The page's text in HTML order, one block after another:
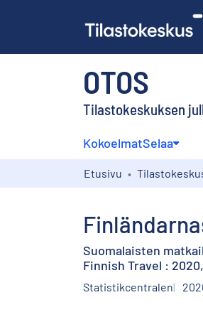
OTOS
Tilastokeskuksen
KokoelmatSelaa
Etusivu
Suomalaisten
Finnish Travel :
Statistikcentralen